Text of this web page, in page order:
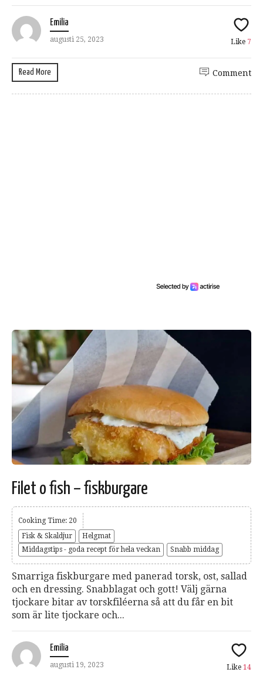
Emilia
augusti 25, 2023 Like 7
Read More Comment
Filet o fish – fiskburgare
Cooking Time: 20
Fisk & Skaldjur
Helgmat
Middagstips - goda recept för hela veckan
Snabb middag
Smarriga fiskburgare med panerad torsk, ost, sallad
och en dressing. Snabblagat och gott! Välj gärna
tjockare bitar av torskfiléerna så att du får en bit
som är lite tjockare och...
Emilia
augusti 19, 2023 Like 14